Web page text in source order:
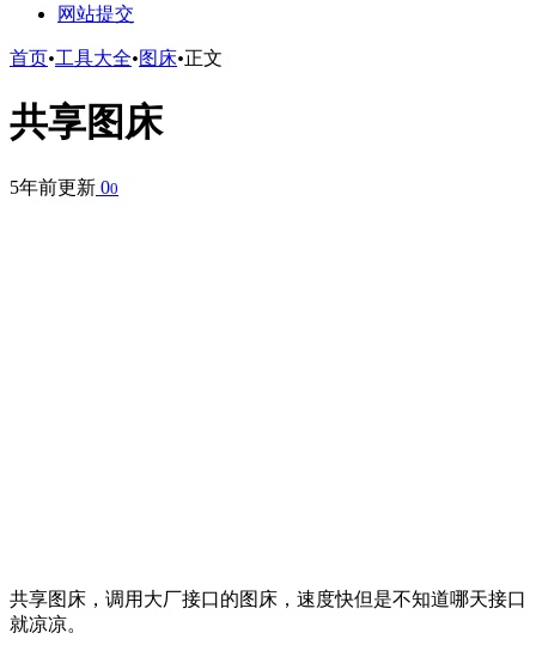
网站提交
首页•工具大全•图床•正文
共享图床
5年前更新 00
共享图床，调用大厂接口的图床，速度快但是不知道哪天接口
就凉凉。